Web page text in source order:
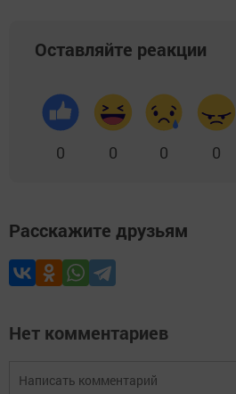
Оставляйте реакции
0 0 0 0
Расскажите друзьям
Нет комментариев